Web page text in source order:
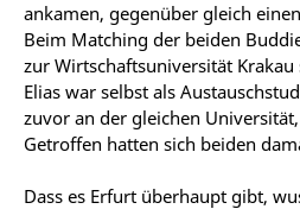
ankamen, gegenüber gleich
Beim Matching der beiden
zur Wirtschaftsuniversität Krakau
Elias war selbst als
zuvor an der gleichen
Getroffen hatten sich beiden
Dass es Erfurt überhaupt gibt,